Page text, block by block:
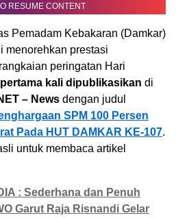
RESUME CONTENT
Pemadam Kebakaran (Damkar)
menorehkan prestasi
peringatan Hari
pertama kali dipublikasikan di
– News dengan judul
SPM 100 Persen
Pada HUT DAMKAR KE-107.
untuk membaca artikel
: Sederhana dan Penuh
Garut Raja Risnandi Gelar